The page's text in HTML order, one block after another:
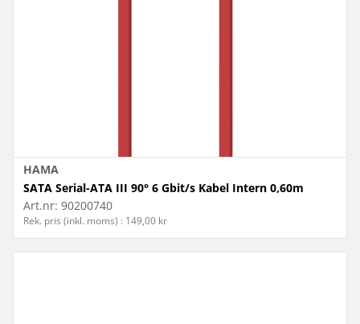
HAMA
SATA Serial-ATA III 90° 6 Gbit/s Kabel Intern 0,60m
Art.nr: 90200740
Rek. pris (inkl. moms) : 149,00 kr